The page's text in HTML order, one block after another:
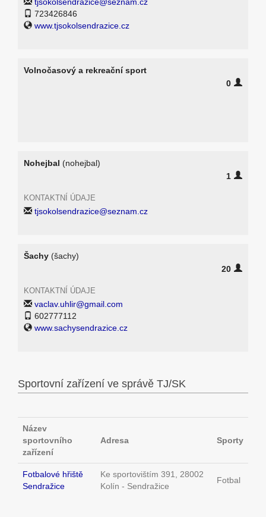
723426846
www.tjsokolsendrazice.cz
Volnočasový a rekreační sport
0
Nohejbal (nohejbal)
1
KONTAKTNÍ ÚDAJE
tjsokolsendrazice@seznam.cz
Šachy (šachy)
20
KONTAKTNÍ ÚDAJE
vaclav.uhlir@gmail.com
602777112
www.sachysendrazice.cz
Sportovní zařízení ve správě TJ/SK
Název
sportovního
zařízení
Adresa Sporty
Fotbalové hřiště
Sendražice
Ke sportovištím 391, 28002
Kolín - Sendražice
Fotbal